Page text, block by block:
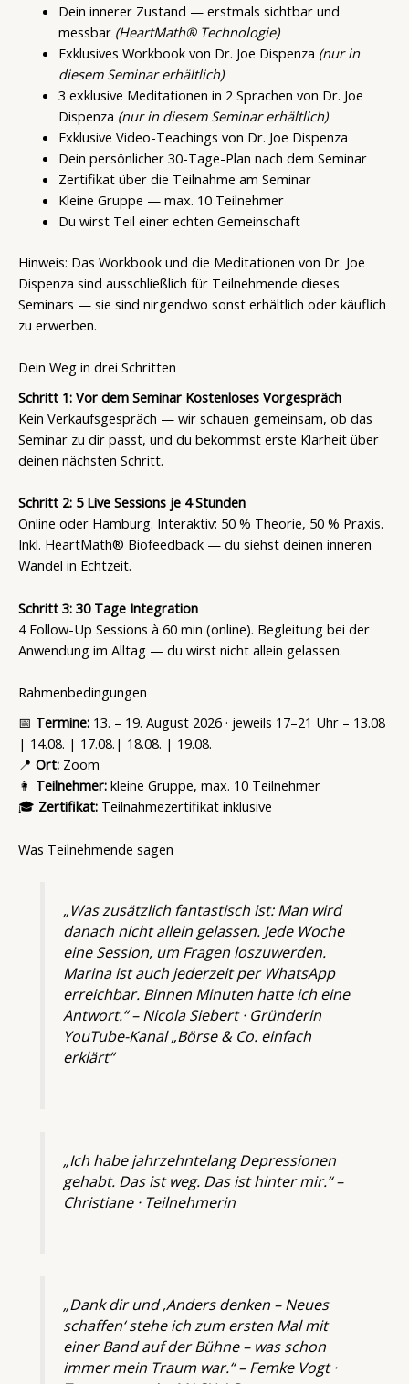
Dein innerer Zustand — erstmals sichtbar und
messbar (HeartMath® Technologie)
Exklusives Workbook von Dr. Joe Dispenza (nur in
diesem Seminar erhältlich)
3 exklusive Meditationen in 2 Sprachen von Dr. Joe
Dispenza (nur in diesem Seminar erhältlich)
Exklusive Video-Teachings von Dr. Joe Dispenza
Dein persönlicher 30-Tage-Plan nach dem Seminar
Zertifikat über die Teilnahme am Seminar
Kleine Gruppe — max. 10 Teilnehmer
Du wirst Teil einer echten Gemeinschaft
Hinweis: Das Workbook und die Meditationen von Dr. Joe
Dispenza sind ausschließlich für Teilnehmende dieses
Seminars — sie sind nirgendwo sonst erhältlich oder käuflich
zu erwerben.
Dein Weg in drei Schritten
Schritt 1: Vor dem Seminar Kostenloses Vorgespräch
Kein Verkaufsgespräch — wir schauen gemeinsam, ob das
Seminar zu dir passt, und du bekommst erste Klarheit über
deinen nächsten Schritt.
Schritt 2: 5 Live Sessions je 4 Stunden
Online oder Hamburg. Interaktiv: 50 % Theorie, 50 % Praxis.
Inkl. HeartMath® Biofeedback — du siehst deinen inneren
Wandel in Echtzeit.
Schritt 3: 30 Tage Integration
4 Follow-Up Sessions à 60 min (online). Begleitung bei der
Anwendung im Alltag — du wirst nicht allein gelassen.
Rahmenbedingungen
📅 Termine: 13. – 19. August 2026 · jeweils 17–21 Uhr – 13.08
| 14.08. | 17.08.| 18.08. | 19.08.
📍 Ort: Zoom
👩 Teilnehmer: kleine Gruppe, max. 10 Teilnehmer
🎓 Zertifikat: Teilnahmezertifikat inklusive
Was Teilnehmende sagen
„Was zusätzlich fantastisch ist: Man wird
danach nicht allein gelassen. Jede Woche
eine Session, um Fragen loszuwerden.
Marina ist auch jederzeit per WhatsApp
erreichbar. Binnen Minuten hatte ich eine
Antwort.“ –Nicola Siebert · Gründerin
YouTube-Kanal „Börse & Co. einfach
erklärt“
„Ich habe jahrzehntelang Depressionen
gehabt. Das ist weg. Das ist hinter mir.“ –
Christiane · Teilnehmerin
„Dank dir und ‚Anders denken – Neues
schaffen‘ stehe ich zum ersten Mal mit
einer Band auf der Bühne – was schon
immer mein Traum war.“ –Femke Vogt ·